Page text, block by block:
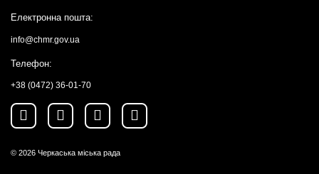
Електронна пошта:
info@chmr.gov.ua
Телефон:
+38 (0472) 36-01-70
© 2026 Черкаська міська рада